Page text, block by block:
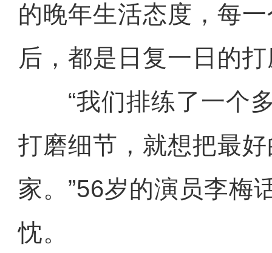
的晚年生活态度，每
后，都是日复一日的
“我们排练了一个多
打磨细节，就想把最
家。”56岁的演员李梅
忱。